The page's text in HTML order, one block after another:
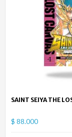
SAINT SEIYA THE
$ 88.000